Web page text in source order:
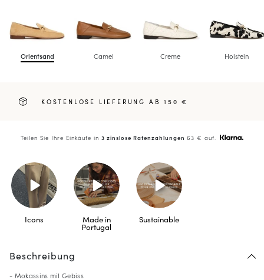
Orientsand Camel Creme Holstein
KOSTENLOSE LIEFERUNG AB 150 €
Teilen Sie Ihre Einkäufe in 3 zinslose Ratenzahlungen 63 € auf.
Icons Made in
Portugal
Sustainable
Beschreibung
- Mokassins mit Gebiss